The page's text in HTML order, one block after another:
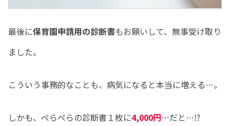
最後に保育園申請用の診断書もお願いして、無事受け取り
ました。
こういう事務的なことも、病気になると本当に増える…。
しかも、ぺらぺらの診断書１枚に4,000円…だと…⁉